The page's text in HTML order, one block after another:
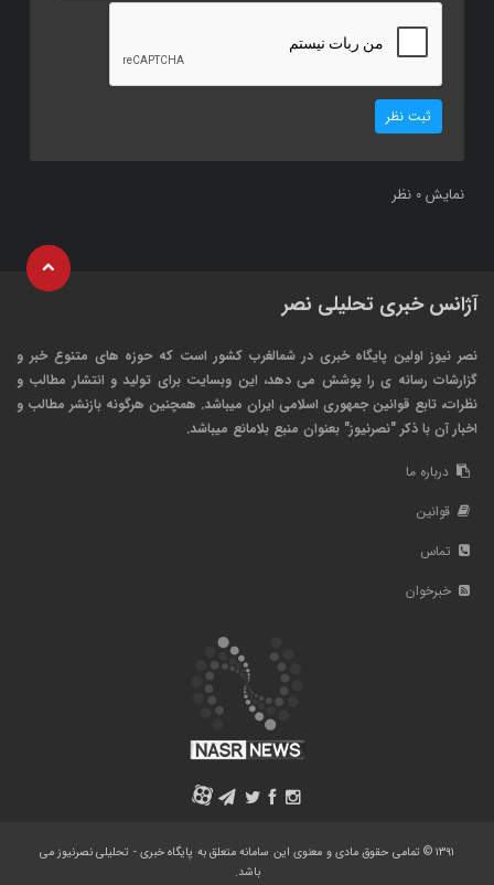
ثبت نظر
نمایش 0 نظر
آژانس خبری تحلیلی نصر
نصر نیوز اولین پایگاه خبری در شمالغرب کشور است که حوزه های متنوع خبر و
گزارشات رسانه ی را پوشش می دهد، این وبسایت برای تولید و انتشار مطالب و
نظرات، تابع قوانین جمهوری اسلامی ایران میباشد. همچنین هرگونه بازنشر مطالب و
اخبار آن با ذکر "نصرنیوز" بعنوان منبع بلامانع میباشد.
درباره ما
قوانین
تماس
خبرخوان
A
۱۳۹۱ © تمامی حقوق مادی و معنوی این سامانه متعلق به پایگاه خبری - تحلیلی نصرنیوز می
باشد.